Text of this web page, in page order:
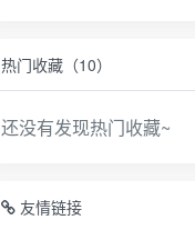
热门收藏（10）
还没有发现热门收藏~
友情链接